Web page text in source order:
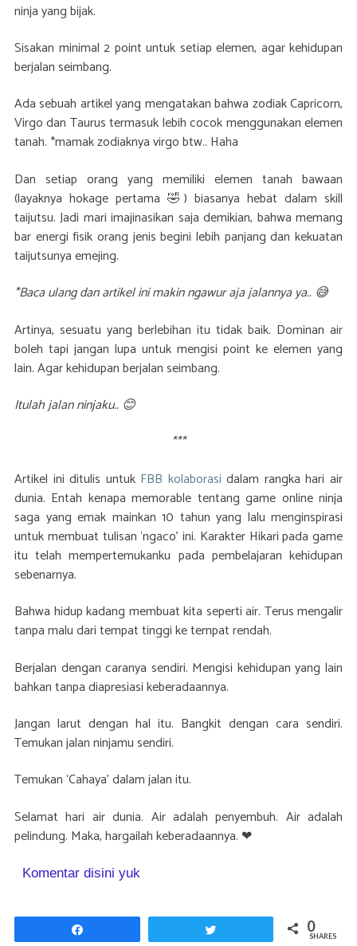
ninja yang bijak.
Sisakan minimal 2 point untuk setiap elemen, agar kehidupan
berjalan seimbang.
Ada sebuah artikel yang mengatakan bahwa zodiak Capricorn,
Virgo dan Taurus termasuk lebih cocok menggunakan elemen
tanah. *mamak zodiaknya virgo btw.. Haha
Dan setiap orang yang memiliki elemen tanah bawaan
(layaknya hokage pertama 🤣) biasanya hebat dalam skill
taijutsu. Jadi mari imajinasikan saja demikian, bahwa memang
bar energi fisik orang jenis begini lebih panjang dan kekuatan
taijutsunya emejing.
*Baca ulang dan artikel ini makin ngawur aja jalannya ya.. 😅
Artinya, sesuatu yang berlebihan itu tidak baik. Dominan air
boleh tapi jangan lupa untuk mengisi point ke elemen yang
lain. Agar kehidupan berjalan seimbang.
Itulah jalan ninjaku.. 😊
***
Artikel ini ditulis untuk FBB kolaborasi dalam rangka hari air
dunia. Entah kenapa memorable tentang game online ninja
saga yang emak mainkan 10 tahun yang lalu menginspirasi
untuk membuat tulisan ‘ngaco’ ini. Karakter Hikari pada game
itu telah mempertemukanku pada pembelajaran kehidupan
sebenarnya.
Bahwa hidup kadang membuat kita seperti air. Terus mengalir
tanpa malu dari tempat tinggi ke tempat rendah.
Berjalan dengan caranya sendiri. Mengisi kehidupan yang lain
bahkan tanpa diapresiasi keberadaannya.
Jangan larut dengan hal itu. Bangkit dengan cara sendiri.
Temukan jalan ninjamu sendiri.
Temukan ‘Cahaya’ dalam jalan itu.
Selamat hari air dunia. Air adalah penyembuh. Air adalah
pelindung. Maka, hargailah keberadaannya. ❤
Komentar disini yuk
0
SHARES